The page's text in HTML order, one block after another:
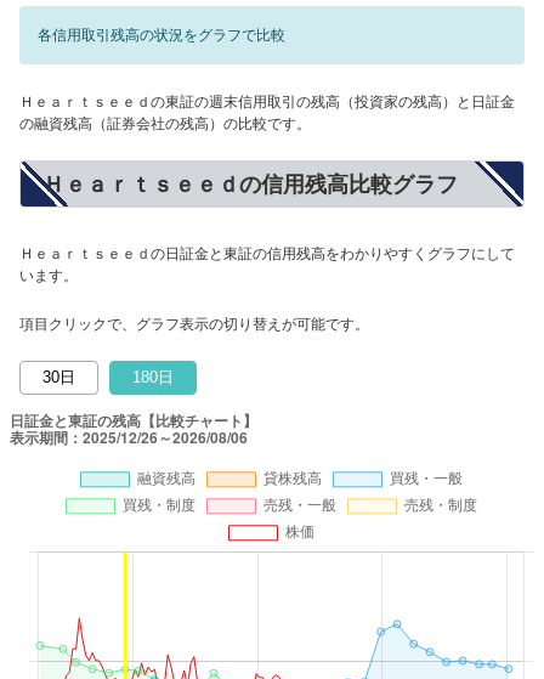
各信用取引残高の状況をグラフで比較
Ｈｅａｒｔｓｅｅｄの東証の週末信用取引の残高（投資家の残高）と日証金
の融資残高（証券会社の残高）の比較です。
Ｈｅａｒｔｓｅｅｄの信用残高比較グラフ
Ｈｅａｒｔｓｅｅｄの日証金と東証の信用残高をわかりやすくグラフにして
います。
項目クリックで、グラフ表示の切り替えが可能です。
30日 180日